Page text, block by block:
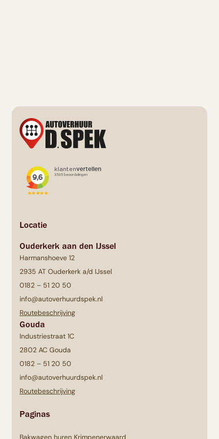
Locatie
Ouderkerk aan den IJssel
Harmanshoeve 12
2935 AT Ouderkerk a/d IJssel
0182 – 51 20 50
info@autoverhuurdspek.nl
Routebeschrijving
Gouda
Industriestraat 1C
2802 AC Gouda
0182 – 51 20 50
info@autoverhuurdspek.nl
Routebeschrijving
Paginas
Bakwagen huren Krimpenerwaard